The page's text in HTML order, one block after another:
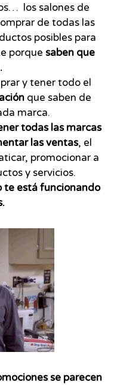
los salones de
de todas las
posibles para
porque saben que
y tener todo el
que saben de
marca.
todas las marcas
las ventas, el
promocionar a
y servicios.
te está funcionando
se parecen